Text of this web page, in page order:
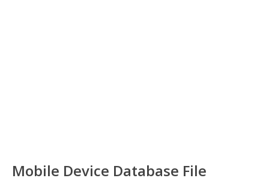
Mobile Device Database File